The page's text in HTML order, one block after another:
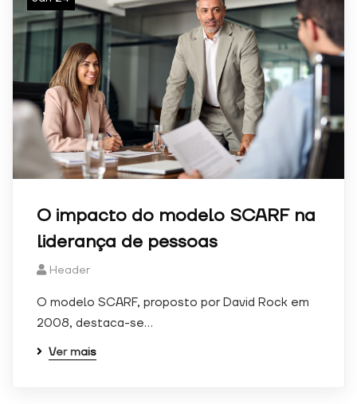
O impacto do modelo SCARF na
liderança de pessoas
Header
O modelo SCARF, proposto por David Rock em
2008, destaca-se…
Ver mais
Necessário
Estes cookies
não são
facultativas.
necessários
para o
funcionamento
do sítio Web
Estatísticas
podermos
melhorar a